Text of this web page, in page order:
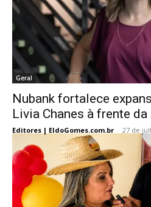
Geral
Nubank fortalece
Livia Chanes à frente
Editores | EldoGomes.com.br - 27 de